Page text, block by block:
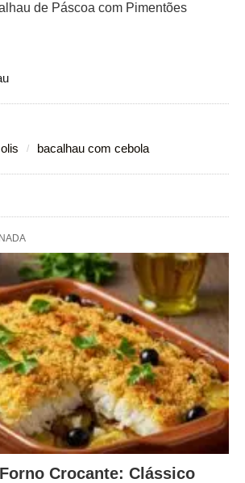
de Páscoa com Pimentões
bacalhau com cebola
Crocante: Clássico